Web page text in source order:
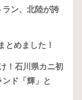
ラン、北陸が誇
とめました！
！石川県カニ初
ド「輝」と